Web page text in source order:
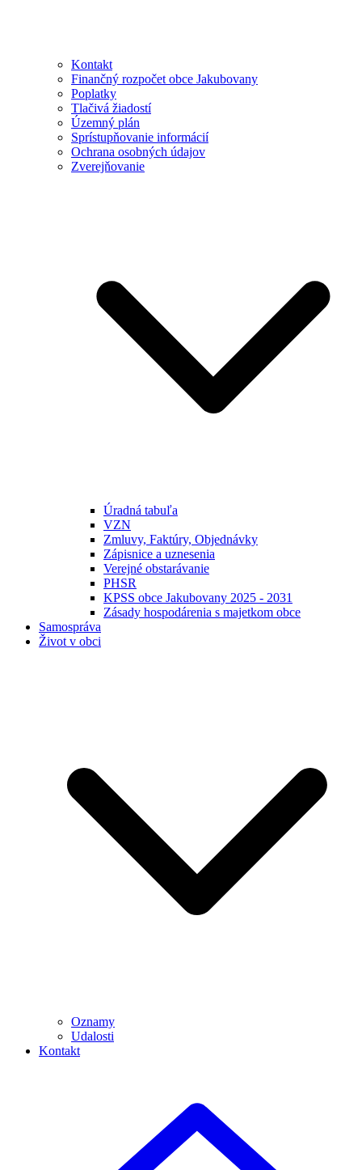
Kontakt
Finančný rozpočet obce Jakubovany
Poplatky
Tlačivá žiadostí
Územný plán
Sprístupňovanie informácií
Ochrana osobných údajov
Zverejňovanie
Úradná tabuľa
VZN
Zmluvy, Faktúry, Objednávky
Zápisnice a uznesenia
Verejné obstarávanie
PHSR
KPSS obce Jakubovany 2025 - 2031
Zásady hospodárenia s majetkom obce
Samospráva
Život v obci
Oznamy
Udalosti
Kontakt